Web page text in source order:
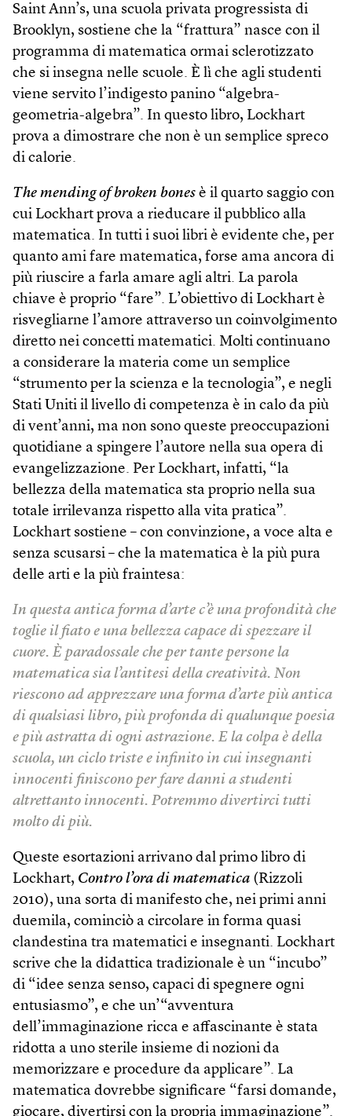
Saint Ann’s, una scuola privata progressista di
Brooklyn, sostiene che la “frattura” nasce con il
programma di matematica ormai sclerotizzato
che si insegna nelle scuole. È lì che agli studenti
viene servito l’indigesto panino “algebra-
geometria-algebra”. In questo libro, Lockhart
prova a dimostrare che non è un semplice spreco
di calorie.
The mending of broken bones è il quarto saggio con
cui Lockhart prova a rieducare il pubblico alla
matematica. In tutti i suoi libri è evidente che, per
quanto ami fare matematica, forse ama ancora di
più riuscire a farla amare agli altri. La parola
chiave è proprio “fare”. L’obiettivo di Lockhart è
risvegliarne l’amore attraverso un coinvolgimento
diretto nei concetti matematici. Molti continuano
a considerare la materia come un semplice
“strumento per la scienza e la tecnologia”, e negli
Stati Uniti il livello di competenza è in calo da più
di vent’anni, ma non sono queste preoccupazioni
quotidiane a spingere l’autore nella sua opera di
evangelizzazione. Per Lockhart, infatti, “la
bellezza della matematica sta proprio nella sua
totale irrilevanza rispetto alla vita pratica”.
Lockhart sostiene – con convinzione, a voce alta e
senza scusarsi – che la matematica è la più pura
delle arti e la più fraintesa:
In questa antica forma d’arte c’è una profondità che
toglie il fiato e una bellezza capace di spezzare il
cuore. È paradossale che per tante persone la
matematica sia l’antitesi della creatività. Non
riescono ad apprezzare una forma d’arte più antica
di qualsiasi libro, più profonda di qualunque poesia
e più astratta di ogni astrazione. E la colpa è della
scuola, un ciclo triste e infinito in cui insegnanti
innocenti finiscono per fare danni a studenti
altrettanto innocenti. Potremmo divertirci tutti
molto di più.
Queste esortazioni arrivano dal primo libro di
Lockhart, Contro l’ora di matematica (Rizzoli
2010), una sorta di manifesto che, nei primi anni
duemila, cominciò a circolare in forma quasi
clandestina tra matematici e insegnanti. Lockhart
scrive che la didattica tradizionale è un “incubo”
di “idee senza senso, capaci di spegnere ogni
entusiasmo”, e che un’“avventura
dell’immaginazione ricca e affascinante è stata
ridotta a uno sterile insieme di nozioni da
memorizzare e procedure da applicare”. La
matematica dovrebbe significare “farsi domande,
giocare, divertirsi con la propria immaginazione”.